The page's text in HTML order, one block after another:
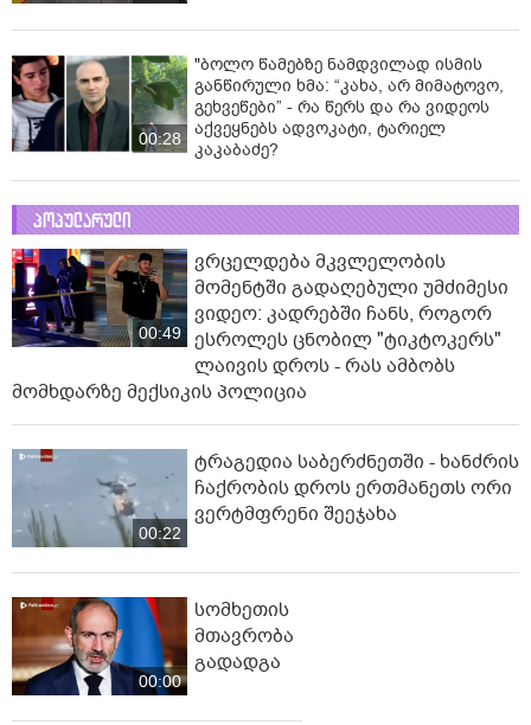
00:28
"ბოლო წამებზე ნამდვილად ისმის
განწირული ხმა: “კახა, არ მიმატოვო,
გეხვეწები” - რა წერს და რა ვიდეოს
აქვეყნებს ადვოკატი, ტარიელ
კაკაბაძე?
პოპულარული
00:49
ვრცელდება მკვლელობის
მომენტში გადაღებული უმძიმესი
ვიდეო: კადრებში ჩანს, როგორ
ესროლეს ცნობილ "ტიკტოკერს"
ლაივის დროს - რას ამბობს
მომხდარზე მექსიკის პოლიცია
00:22
ტრაგედია საბერძნეთში - ხანძრის
ჩაქრობის დროს ერთმანეთს ორი
ვერტმფრენი შეეჯახა
00:00
სომხეთის
მთავრობა
გადადგა